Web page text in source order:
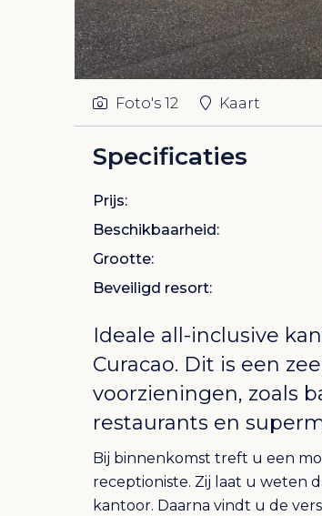
Foto's 12 Kaart
Specificaties
Prijs:
Beschikbaarheid:
Grootte:
Beveiligd resort:
Ideale all-inclusive
Curacao. Dit is een
voorzieningen, zoals
restaurants en
Bij binnenkomst treft u een
receptioniste. Zij laat u weten
kantoor. Daarna vindt u de